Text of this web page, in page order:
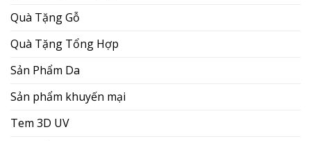
Quà Tặng Gỗ
Quà Tặng Tổng Hợp
Sản Phẩm Da
Sản phẩm khuyến mại
Tem 3D UV